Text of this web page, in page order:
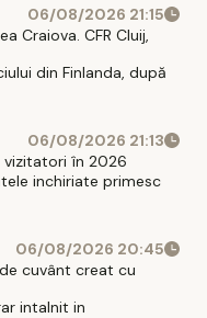
06/08/2026 21:15
Craiova. CFR Cluij,
din Finlanda, după
06/08/2026 21:13
vizitatori în 2026
inchiriate primesc
06/08/2026 20:45
cuvânt creat cu
intalnit in